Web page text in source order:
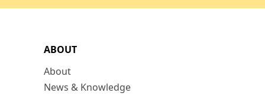
ABOUT
About
News & Knowledge